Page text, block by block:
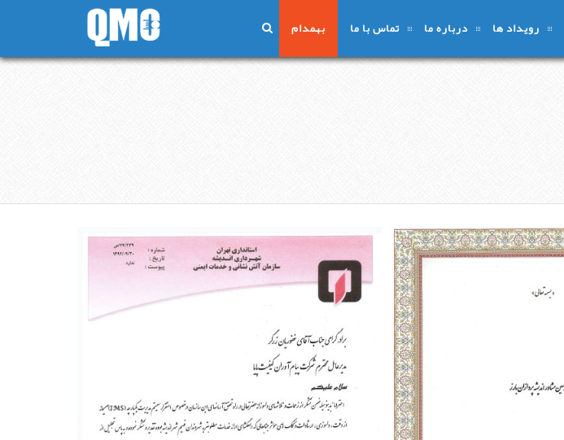
رویداد ها درباره ما تماس با ما بهمدام